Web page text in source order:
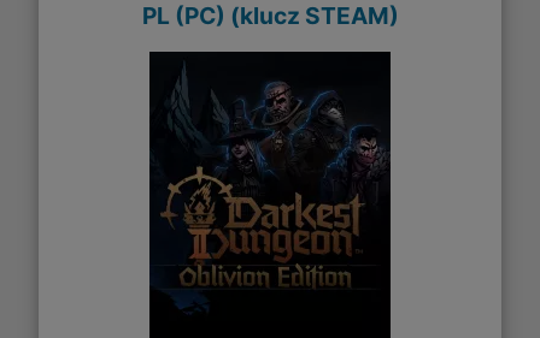
PL (PC) (klucz STEAM)